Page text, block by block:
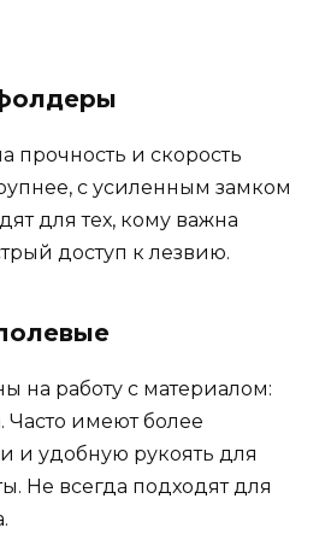
прочность и скорость
с усиленным замком
для тех, кому важна
доступ к лезвию.
на работу с материалом:
Часто имеют более
и удобную рукоять для
Не всегда подходят для